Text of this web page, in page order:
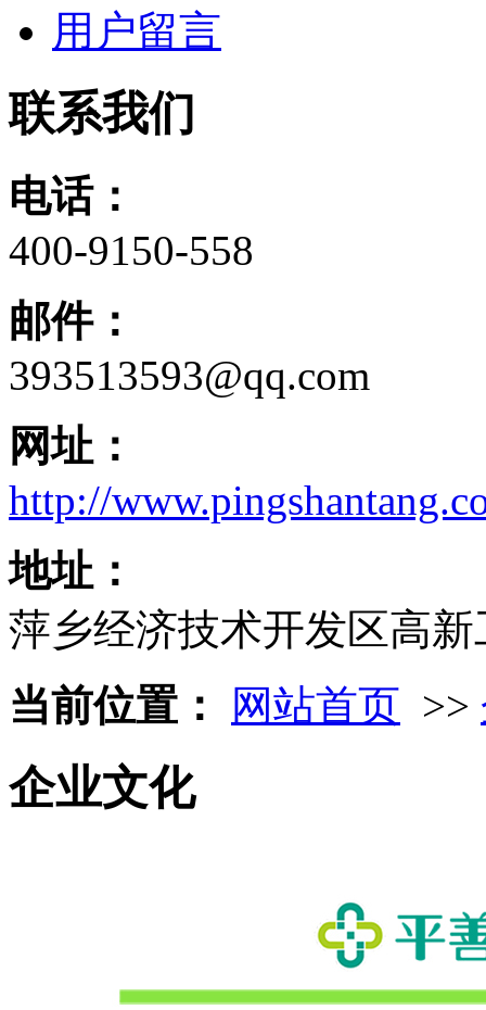
用户留言
联系我们
电话：
400-9150-558
邮件：
393513593@qq.com
网址：
http://
地址：
萍乡经济技术开发区高
当前位置：
网站首页 >>
企业文化